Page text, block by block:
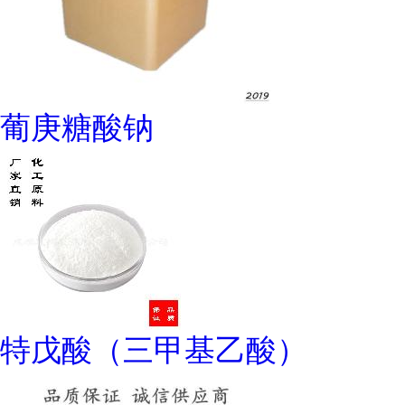
葡庚糖酸钠
特戊酸（三甲基乙酸）